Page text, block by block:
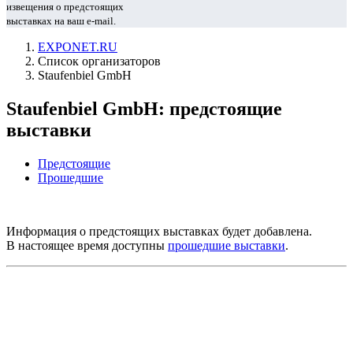
извещения о предстоящих
выставках на ваш e-mail.
EXPONET.RU
Список организаторов
Staufenbiel GmbH
Staufenbiel GmbH: предстоящие
выставки
Предстоящие
Прошедшие
Информация о предстоящих выставках будет добавлена.
В настоящее время доступны прошедшие выставки.